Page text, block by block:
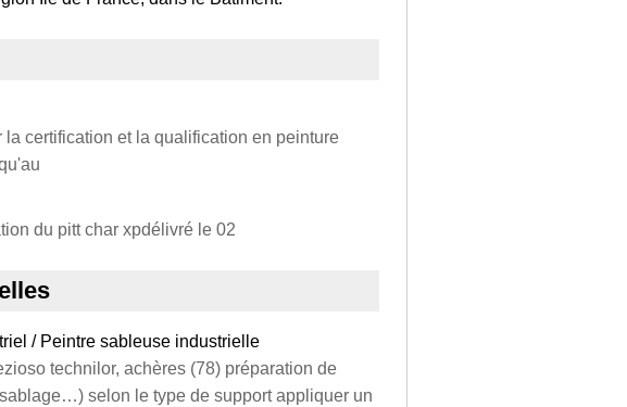
certification et la qualification en peinture
du pitt char xpdélivré le 02
/ Peintre sableuse industrielle
technilor, achères (78) préparation de
selon le type de support appliquer un